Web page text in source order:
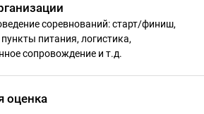
соревнований: старт/финиш,
питания, логистика,
сопровождение и т.д.
оценка